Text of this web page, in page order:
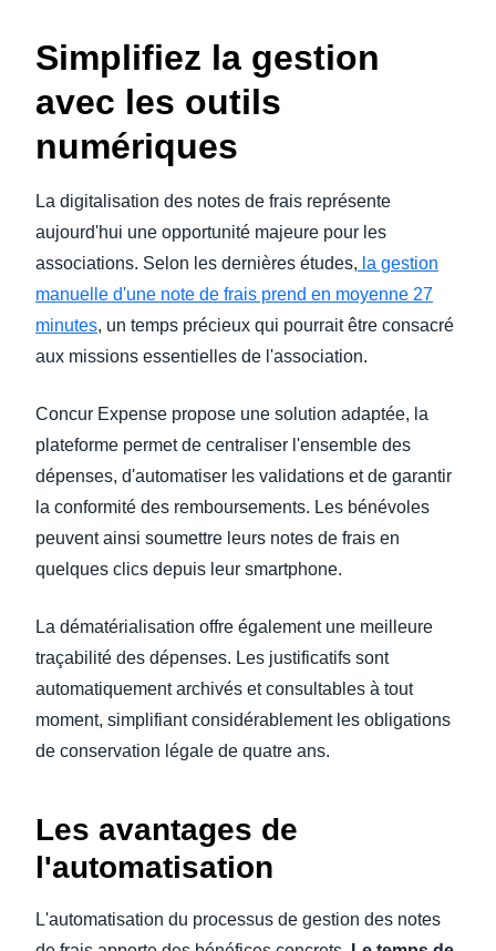
Simplifiez la gestion
avec les outils
numériques
La digitalisation des notes de frais représente
aujourd'hui une opportunité majeure pour les
associations. Selon les dernières études, la gestion
manuelle d'une note de frais prend en moyenne 27
minutes, un temps précieux qui pourrait être consacré
aux missions essentielles de l'association.
Concur Expense propose une solution adaptée, la
plateforme permet de centraliser l'ensemble des
dépenses, d'automatiser les validations et de garantir
la conformité des remboursements. Les bénévoles
peuvent ainsi soumettre leurs notes de frais en
quelques clics depuis leur smartphone.
La dématérialisation offre également une meilleure
traçabilité des dépenses. Les justificatifs sont
automatiquement archivés et consultables à tout
moment, simplifiant considérablement les obligations
de conservation légale de quatre ans.
Les avantages de
l'automatisation
L'automatisation du processus de gestion des notes